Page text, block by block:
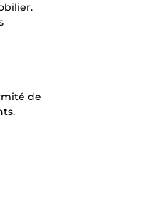
de